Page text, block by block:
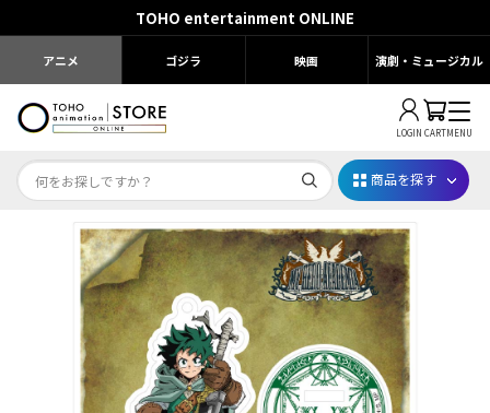
TOHO entertainment ONLINE
アニメ ゴジラ 映画 演劇・ミュージカル
LOGIN CARTMENU
Dr.STONE STONE FES.2026
映画ちいかわ
じゅじゅフェス 2026
薬屋のひとりごと 夏の園遊会2026
商品を探す